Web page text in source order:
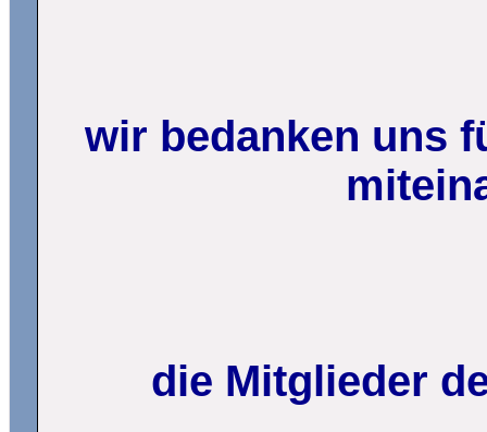
wir bedanken uns
die Mitglieder